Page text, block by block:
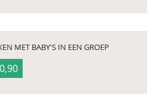
MET BABY'S IN EEN GROEP